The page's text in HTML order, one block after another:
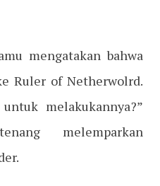
mengatakan bahwa
Ruler of Netherwolrd.
melakukannya?”
melemparkan